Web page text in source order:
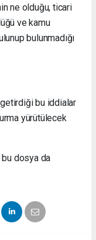
ne olduğu, ticari
ve kamu
bulunmadığı
getirdiği bu iddialar
yürütülecek
bu dosya da